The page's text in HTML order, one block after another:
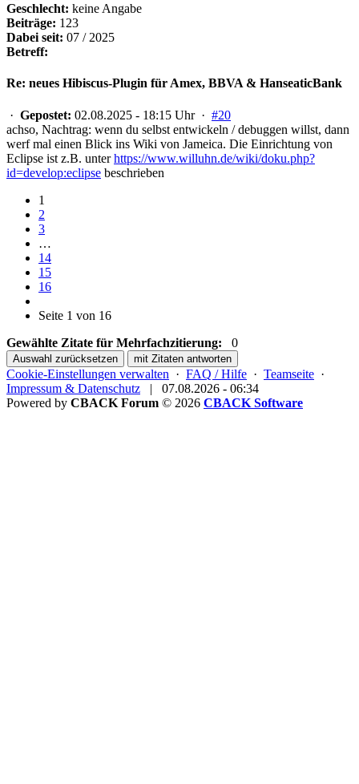
Geschlecht: keine Angabe
Beiträge: 123
Dabei seit: 07 / 2025
Betreff:
Re: neues Hibiscus-Plugin für Amex, BBVA & HanseaticBank
· Gepostet: 02.08.2025 - 18:15 Uhr · #20
achso, Nachtrag: wenn du selbst entwickeln / debuggen willst, dann
werf mal einen Blick ins Wiki von Jameica. Die Einrichtung von
Eclipse ist z.B. unterhttps://www.willuhn.de/wiki/doku.php?
id=develop:eclipse beschrieben
1
2
3
…
14
15
16
Seite 1 von 16
Gewählte Zitate für Mehrfachzitierung:
0
Auswahl zurücksetzen mit Zitaten antworten
Cookie-Einstellungen verwalten · FAQ / Hilfe · Teamseite ·
Impressum & Datenschutz |
07.08.2026 - 06:34
Powered by CBACK Forum © 2026 CBACK Software